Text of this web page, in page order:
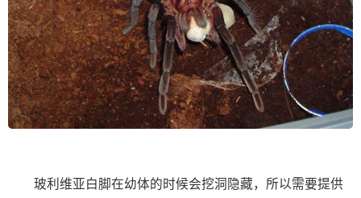
玻利维亚白脚在幼体的时候会挖洞隐藏，所以需要提供